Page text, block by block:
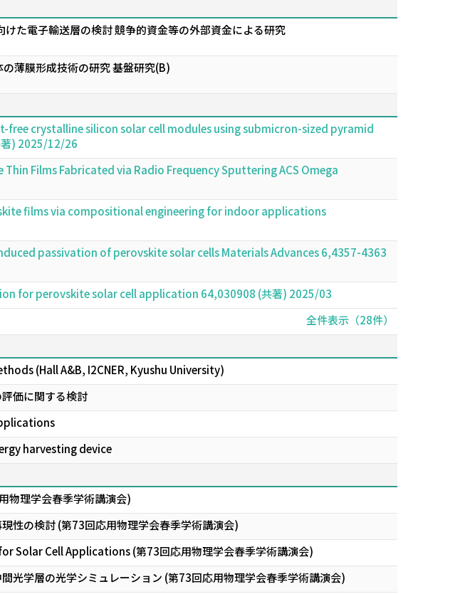
た電子輸送層の検討 競争的資金等の外部資金による研究
薄膜形成技術の研究 基盤研究(B)
crystalline silicon solar cell modules using submicron-sized pyramid
) 2025/12/26
Films Fabricated via Radio Frequency Sputtering ACS Omega
films via compositional engineering for indoor applications
passivation of perovskite solar cells Materials Advances 6,4357-4363
for perovskite solar cell application 64,030908 (共著) 2025/03
全件表示（28件）
(Hall A&B, I2CNER, Kyushu University)
価に関する検討
harvesting device
物理学会春季学術講演会)
性の検討 (第73回応用物理学会春季学術講演会)
Cell Applications (第73回応用物理学会春季学術講演会)
光学層の光学シミュレーション (第73回応用物理学会春季学術講演会)